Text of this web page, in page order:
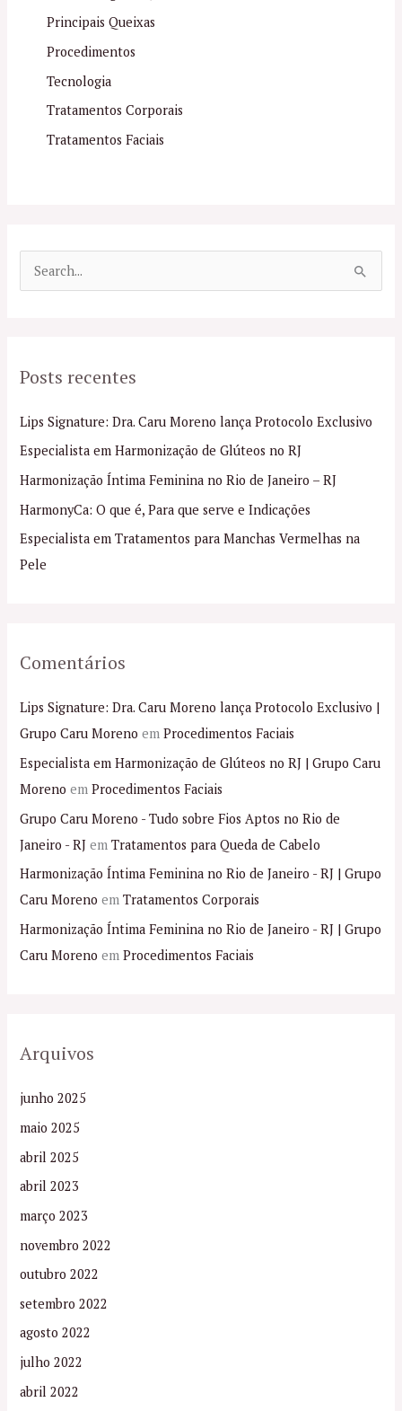
Principais Queixas
Procedimentos
Tecnologia
Tratamentos Corporais
Tratamentos Faciais
u
s
a
r
p
o
r
Posts recentes
Lips Signature: Dra. Caru Moreno lança Protocolo Exclusivo
Especialista em Harmonização de Glúteos no RJ
Harmonização Íntima Feminina no Rio de Janeiro – RJ
HarmonyCa: O que é, Para que serve e Indicações
Especialista em Tratamentos para Manchas Vermelhas na
Pele
Comentários
Lips Signature: Dra. Caru Moreno lança Protocolo Exclusivo |
Grupo Caru Moreno emProcedimentos Faciais
Especialista em Harmonização de Glúteos no RJ | Grupo Caru
Moreno emProcedimentos Faciais
Grupo Caru Moreno - Tudo sobre Fios Aptos no Rio de
Janeiro - RJ emTratamentos para Queda de Cabelo
Harmonização Íntima Feminina no Rio de Janeiro - RJ | Grupo
Caru Moreno emTratamentos Corporais
Harmonização Íntima Feminina no Rio de Janeiro - RJ | Grupo
Caru Moreno emProcedimentos Faciais
Arquivos
junho 2025
maio 2025
abril 2025
abril 2023
março 2023
novembro 2022
outubro 2022
setembro 2022
agosto 2022
julho 2022
abril 2022